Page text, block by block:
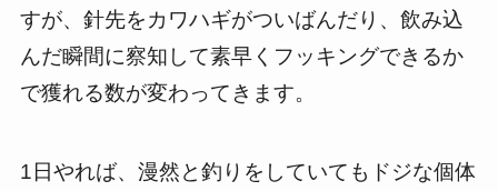
すが、針先をカワハギがついばんだり、飲み込
んだ瞬間に察知して素早くフッキングできるか
で獲れる数が変わってきます。
1日やれば、漫然と釣りをしていてもドジな個体